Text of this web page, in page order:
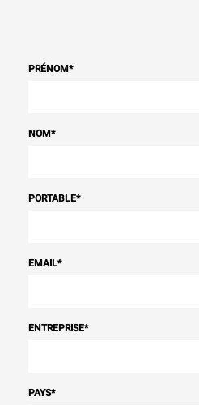
PRÉNOM*
NOM*
PORTABLE*
EMAIL*
ENTREPRISE*
PAYS*